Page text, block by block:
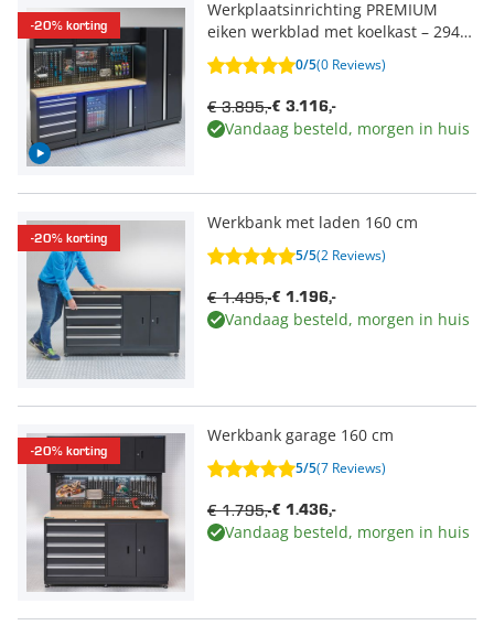
-20% korting
Werkplaatsinrichting PREMIUM
eiken werkblad met koelkast – 294
cm breed
0/5(0 Reviews)
€ 3.116,-
€ 3.895,-
Vandaag besteld, morgen in huis
-20% korting
Werkbank met laden 160 cm
5/5(2 Reviews)
€ 1.196,-
€ 1.495,-
Vandaag besteld, morgen in huis
-20% korting
Werkbank garage 160 cm
5/5(7 Reviews)
€ 1.436,-
€ 1.795,-
Vandaag besteld, morgen in huis